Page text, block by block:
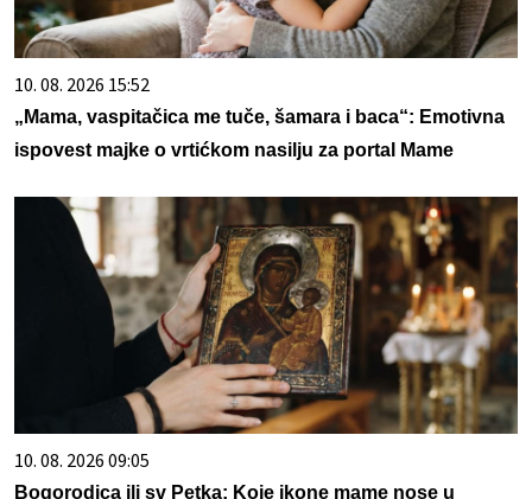
10. 08. 2026 15:52
„Mama, vaspitačica me tuče, šamara i baca“: Emotivna
ispovest majke o vrtićkom nasilju za portal Mame
10. 08. 2026 09:05
Bogorodica ili sv Petka: Koje ikone mame nose u